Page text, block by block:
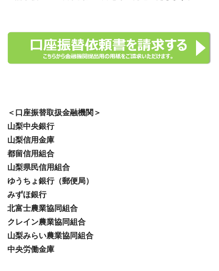
＜口座振替取扱金融機関＞
山梨中央銀行
山梨信用金庫
都留信用組合
山梨県民信用組合
ゆうちょ銀行（郵便局）
みずほ銀行
北富士農業協同組合
クレイン農業協同組合
山梨みらい農業協同組合
中央労働金庫